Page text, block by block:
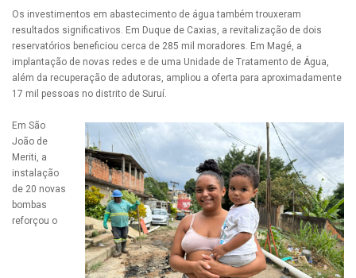
Os investimentos em abastecimento de água também trouxeram
resultados significativos. Em Duque de Caxias, a revitalização de dois
reservatórios beneficiou cerca de 285 mil moradores. Em Magé, a
implantação de novas redes e de uma Unidade de Tratamento de Água,
além da recuperação de adutoras, ampliou a oferta para aproximadamente
17 mil pessoas no distrito de Suruí.
Em São
João de
Meriti, a
instalação
de 20 novas
bombas
reforçou o